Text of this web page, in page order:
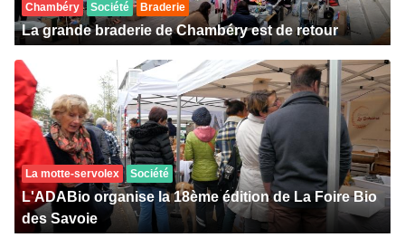
Chambéry Société Braderie
La grande braderie de Chambéry est de retour
La motte-servolex Société
L'ADABio organise la 18ème édition de La Foire Bio
des Savoie